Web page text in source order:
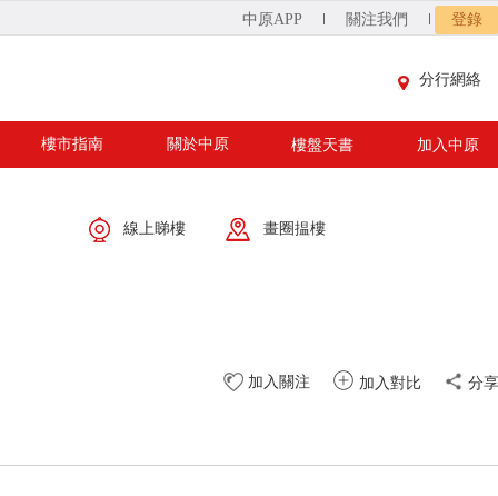
中原APP 關注我們 登錄
分行網絡
樓市指南 關於中原 樓盤天書 加入中原
線上睇樓 畫圈揾樓
加入關注 加入對比 分享